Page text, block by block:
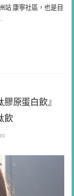
站 康寧社區，也是目
原蛋白飲』
飲